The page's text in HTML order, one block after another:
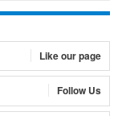
Like our page
Follow Us